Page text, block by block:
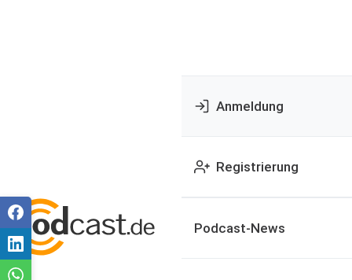
Anmeldung
Registrierung
Podcast-News